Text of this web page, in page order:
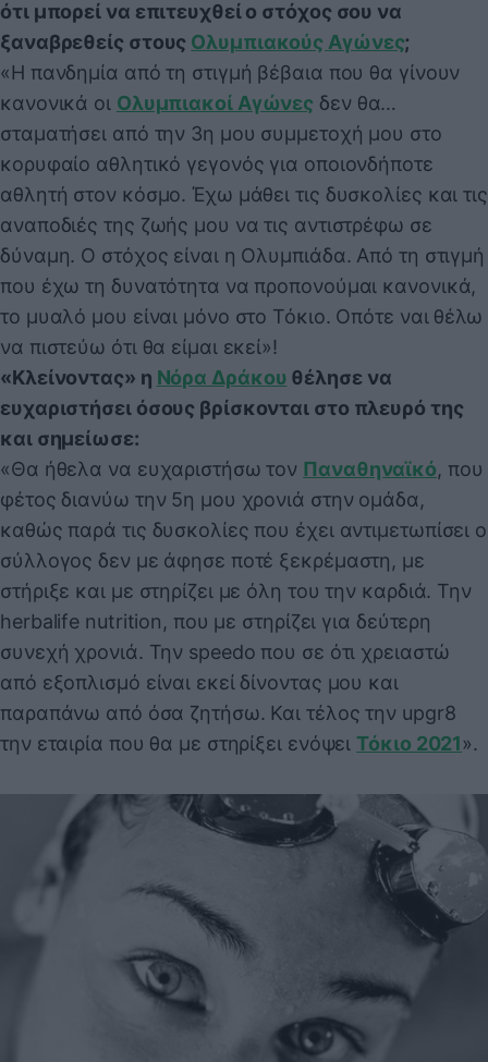
ότι μπορεί να επιτευχθεί ο στόχος σου να
ξαναβρεθείς στους Ολυμπιακούς Αγώνες;
«Η πανδημία από τη στιγμή βέβαια που θα γίνουν
κανονικά οι Ολυμπιακοί Αγώνες δεν θα…
σταματήσει από την 3η μου συμμετοχή μου στο
κορυφαίο αθλητικό γεγονός για οποιονδήποτε
αθλητή στον κόσμο. Έχω μάθει τις δυσκολίες και τις
αναποδιές της ζωής μου να τις αντιστρέφω σε
δύναμη. Ο στόχος είναι η Ολυμπιάδα. Από τη στιγμή
που έχω τη δυνατότητα να προπονούμαι κανονικά,
το μυαλό μου είναι μόνο στο Τόκιο. Οπότε ναι θέλω
να πιστεύω ότι θα είμαι εκεί»!
«Κλείνοντας» η Νόρα Δράκου θέλησε να
ευχαριστήσει όσους βρίσκονται στο πλευρό της
και σημείωσε:
«Θα ήθελα να ευχαριστήσω τον Παναθηναϊκό, που
φέτος διανύω την 5η μου χρονιά στην ομάδα,
καθώς παρά τις δυσκολίες που έχει αντιμετωπίσει ο
σύλλογος δεν με άφησε ποτέ ξεκρέμαστη, με
στήριξε και με στηρίζει με όλη του την καρδιά. Την
herbalife nutrition, που με στηρίζει για δεύτερη
συνεχή χρονιά. Την speedo που σε ότι χρειαστώ
από εξοπλισμό είναι εκεί δίνοντας μου και
παραπάνω από όσα ζητήσω. Και τέλος την upgr8
την εταιρία που θα με στηρίξει ενόψειΤόκιο 2021».